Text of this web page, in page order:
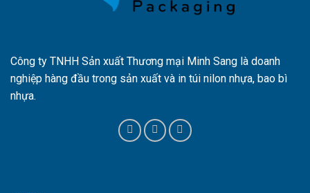
Công ty TNHH Sản xuất Thương mại Minh Sang là doanh
nghiệp hàng đầu trong sản xuất và in túi nilon nhựa, bao bì
nhựa.